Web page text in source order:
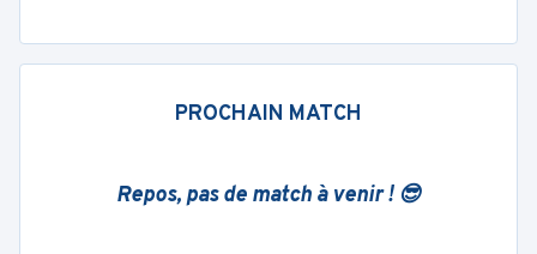
PROCHAIN MATCH
Repos, pas de match à venir ! 😎